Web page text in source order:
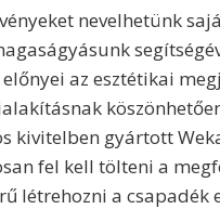
nevelhetünk
az esztétikai
kivitelben gyártott
fel kell tölteni a
létrehozni a csapadék